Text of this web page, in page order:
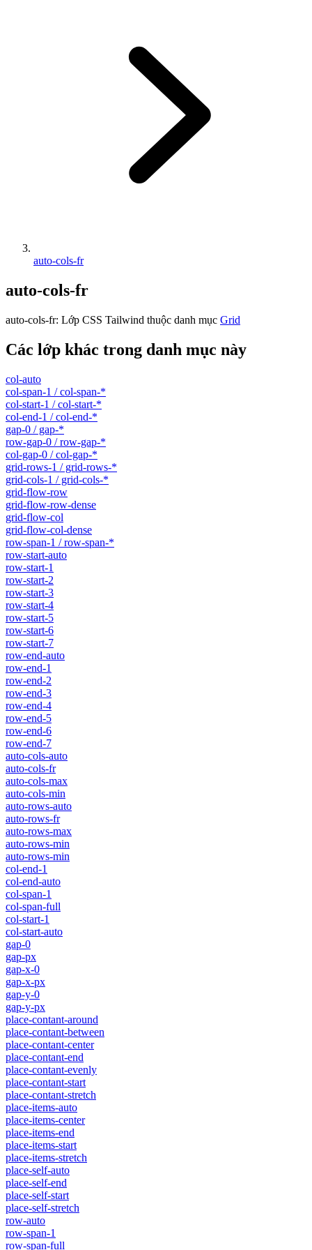
auto-cols-fr
auto-cols-fr
auto-cols-fr: Lớp CSS Tailwind thuộc danh mục Grid
Các lớp khác trong danh mục này
col-auto
col-span-1 / col-span-*
col-start-1 / col-start-*
col-end-1 / col-end-*
gap-0 / gap-*
row-gap-0 / row-gap-*
col-gap-0 / col-gap-*
grid-rows-1 / grid-rows-*
grid-cols-1 / grid-cols-*
grid-flow-row
grid-flow-row-dense
grid-flow-col
grid-flow-col-dense
row-span-1 / row-span-*
row-start-auto
row-start-1
row-start-2
row-start-3
row-start-4
row-start-5
row-start-6
row-start-7
row-end-auto
row-end-1
row-end-2
row-end-3
row-end-4
row-end-5
row-end-6
row-end-7
auto-cols-auto
auto-cols-fr
auto-cols-max
auto-cols-min
auto-rows-auto
auto-rows-fr
auto-rows-max
auto-rows-min
auto-rows-min
col-end-1
col-end-auto
col-span-1
col-span-full
col-start-1
col-start-auto
gap-0
gap-px
gap-x-0
gap-x-px
gap-y-0
gap-y-px
place-contant-around
place-contant-between
place-contant-center
place-contant-end
place-contant-evenly
place-contant-start
place-contant-stretch
place-items-auto
place-items-center
place-items-end
place-items-start
place-items-stretch
place-self-auto
place-self-end
place-self-start
place-self-stretch
row-auto
row-span-1
row-span-full